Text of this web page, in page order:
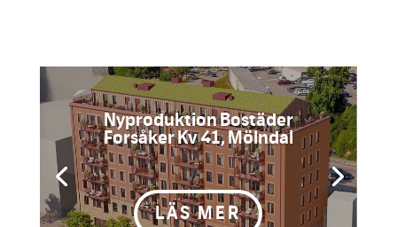
Nyproduktion Bostäder
Forsåker Kv 41, Mölndal
...
LÄS MER